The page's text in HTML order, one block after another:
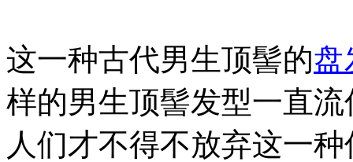
这一种古代男生顶髻的盘
样的男生顶髻发型一直
人们才不得不放弃这一